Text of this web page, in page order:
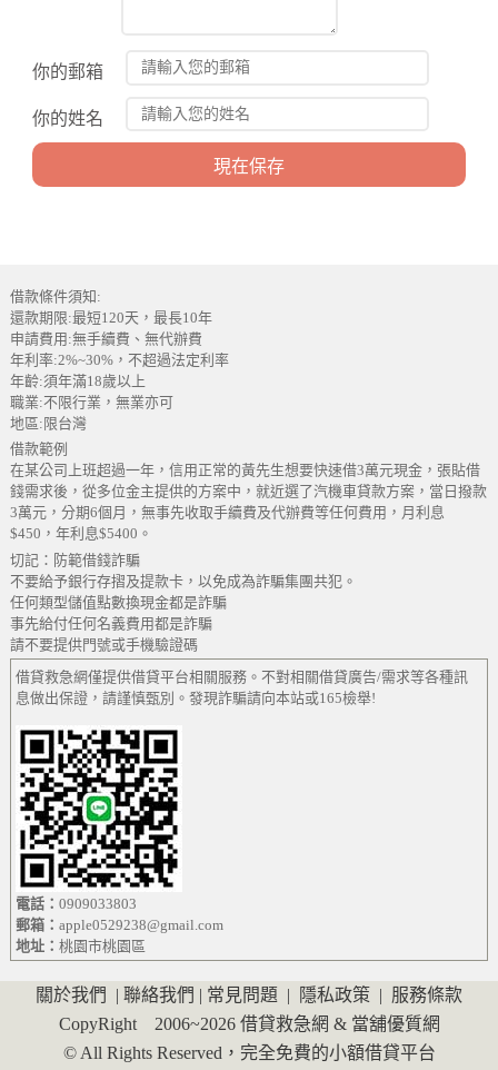
你的郵箱
你的姓名
借款條件須知:
還款期限:最短120天，最長10年
申請費用:無手續費、無代辦費
年利率:2%~30%，不超過法定利率
年齡:須年滿18歲以上
職業:不限行業，無業亦可
地區:限台灣
借款範例
在某公司上班超過一年，信用正常的黃先生想要快速借3萬元現金，張貼借
錢需求後，從多位金主提供的方案中，就近選了汽機車貸款方案，當日撥款
3萬元，分期6個月，無事先收取手續費及代辦費等任何費用，月利息
$450，年利息$5400。
切記：防範借錢詐騙
不要給予銀行存摺及提款卡，以免成為詐騙集團共犯。
任何類型儲值點數換現金都是詐騙
事先給付任何名義費用都是詐騙
請不要提供門號或手機驗證碼
借貸救急網僅提供借貸平台相關服務。不對相關借貸廣告/需求等各種訊
息做出保證，請謹慎甄別。發現詐騙請向本站或165檢舉!
電話：0909033803
郵箱：apple0529238@gmail.com
地址：桃園市桃園區
關於我們 | 聯絡我們 | 常見問題 | 隱私政策 | 服務條款
CopyRight 2006~2026 借貸救急網 & 當舖優質網
© All Rights Reserved，完全免費的小額借貸平台